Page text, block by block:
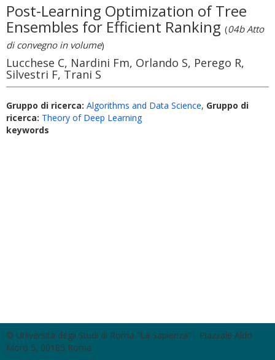
Post-Learning Optimization of Tree
Ensembles for Efficient Ranking (04b Atto
di convegno in volume)
Lucchese C, Nardini Fm, Orlando S, Perego R,
Silvestri F, Trani S
Gruppo di ricerca: Algorithms and Data Science, Gruppo di
ricerca: Theory of Deep Learning
keywords
© Università degli Studi di Roma "La Sapienza" - Piazzale Aldo
Moro 5, 00185 Roma